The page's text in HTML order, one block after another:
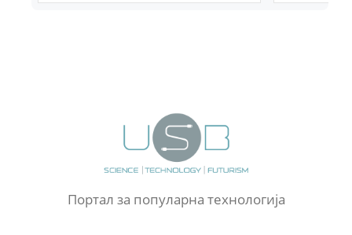
Портал за популарна технологија